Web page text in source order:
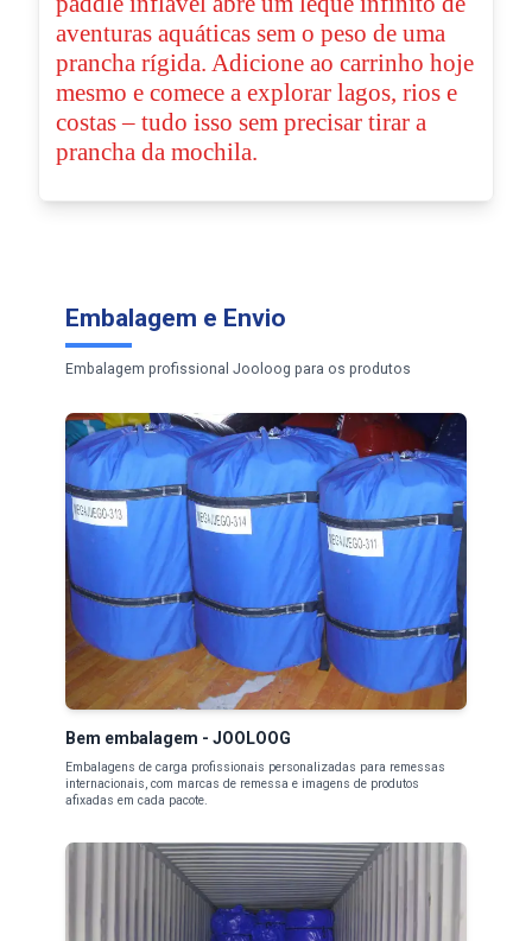
aventuras aquáticas sem o peso de uma
prancha rígida. Adicione ao carrinho hoje
mesmo e comece a explorar lagos, rios e
costas – tudo isso sem precisar tirar a
prancha da mochila.
Embalagem e Envio
Embalagem profissional Jooloog para os produtos
Bem embalagem - JOOLOOG
Embalagens de carga profissionais personalizadas para remessas
internacionais, com marcas de remessa e imagens de produtos
afixadas em cada pacote.